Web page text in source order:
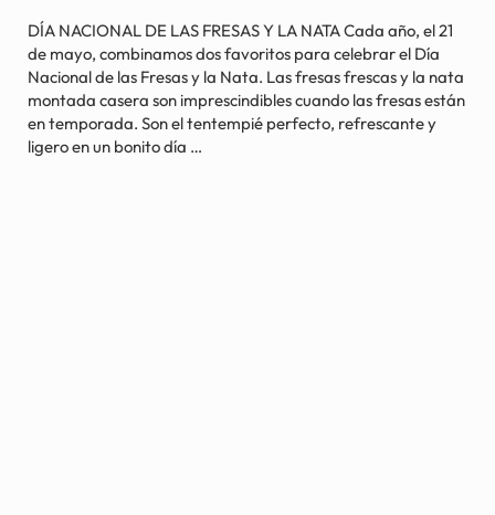
DÍA NACIONAL DE LAS FRESAS Y LA NATA Cada año, el 21
de mayo, combinamos dos favoritos para celebrar el Día
Nacional de las Fresas y la Nata. Las fresas frescas y la nata
montada casera son imprescindibles cuando las fresas están
en temporada. Son el tentempié perfecto, refrescante y
ligero en un bonito día …